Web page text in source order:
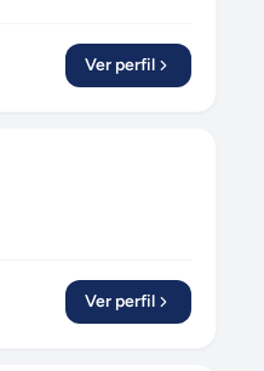
Ver perfil
Ver perfil